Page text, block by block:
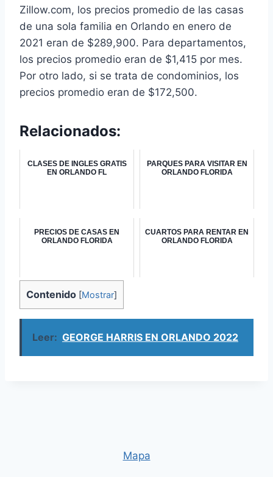
Zillow.com, los precios promedio de las casas
de una sola familia en Orlando en enero de
2021 eran de $289,900. Para departamentos,
los precios promedio eran de $1,415 por mes.
Por otro lado, si se trata de condominios, los
precios promedio eran de $172,500.
Relacionados:
CLASES DE INGLES GRATIS
EN ORLANDO FL
PARQUES PARA VISITAR EN
ORLANDO FLORIDA
PRECIOS DE CASAS EN
ORLANDO FLORIDA
CUARTOS PARA RENTAR EN
ORLANDO FLORIDA
Contenido [Mostrar]
Leer: GEORGE HARRIS EN ORLANDO 2022
Mapa